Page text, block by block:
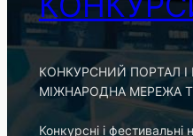
КОНКУРСНИЙ ПОРТАЛ І
МІЖНАРОДНА МЕРЕЖА
Конкурсні і фестивальні